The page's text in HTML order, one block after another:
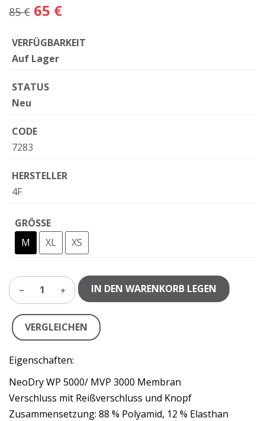
85 € 65 €
VERFÜGBARKEIT
Auf Lager
STATUS
Neu
CODE
7283
HERSTELLER
4F
GRÖSSE
M
XL XS
1 IN DEN WARENKORB LEGEN
VERGLEICHEN
Eigenschaften:
NeoDry WP 5000/ MVP 3000 Membran
Verschluss mit Reißverschluss und Knopf
Zusammensetzung: 88 % Polyamid, 12 % Elasthan